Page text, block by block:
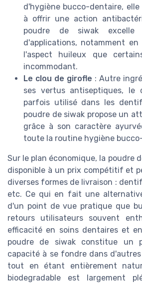
d'hygiène bucco-dentaire,
à offrir une action
poudre de siwak
d'applications, notamment en
l'aspect huileux que
incommodant.
Le clou de girofle : Autre
ses vertus antiseptiques, le
parfois utilisé dans les
poudre de siwak propose un
grâce à son caractère
toute la routine hygiène
Sur le plan économique, la poudre
disponible à un prix compétitif et
diverses formes de livraison :
etc. Ce qui en fait une
d'un point de vue pratique que
retours utilisateurs souvent
efficacité en soins dentaires et
poudre de siwak constitue un
capacité à se fondre dans
tout en étant entièrement
biodegradable est largement